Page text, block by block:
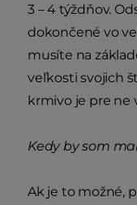
3 – 4 týždňov.
dokončené vo
musíte na
veľkosti svojich
krmivo je pre ne
Kedy by som
Ak je to možné,